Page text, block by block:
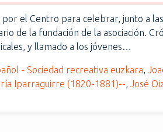
el Centro para celebrar, junto a
de la fundación de la asociación.
y llamado a los jóvenes…
- Sociedad recreativa euzkara,
Iparraguirre (1820-1881)--,José